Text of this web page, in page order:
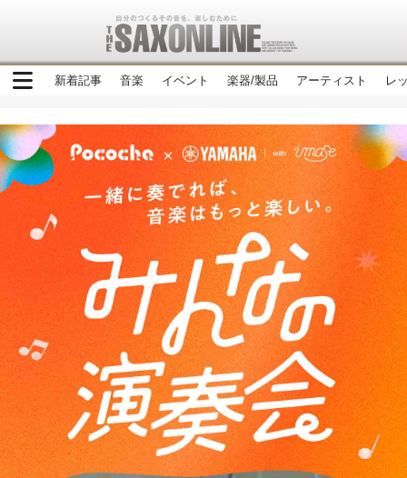
新着記事 音楽 イベント 楽器/製品 アーティスト レ